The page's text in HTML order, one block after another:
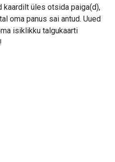
kaardilt üles otsida paiga(d),
oma panus sai antud. Uued
isiklikku talgukaarti